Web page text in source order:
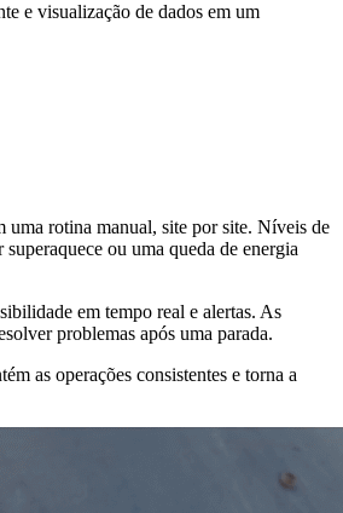
e visualização de dados em um
uma rotina manual, site por site. Níveis de
ou uma queda de energia
em tempo real e alertas. As
problemas após uma parada.
as operações consistentes e torna a